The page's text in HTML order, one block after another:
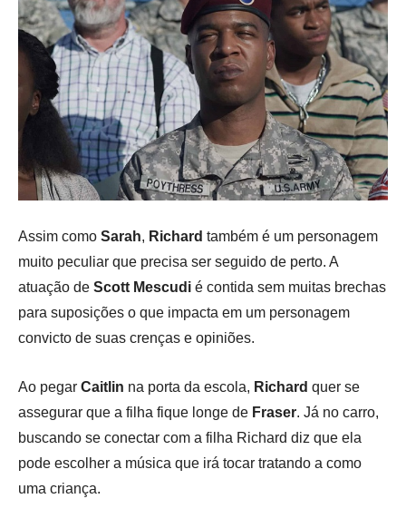
Assim como Sarah, Richard também é um personagem
muito peculiar que precisa ser seguido de perto. A
atuação de Scott Mescudi é contida sem muitas brechas
para suposições o que impacta em um personagem
convicto de suas crenças e opiniões.
Ao pegar Caitlin na porta da escola, Richard quer se
assegurar que a filha fique longe de Fraser. Já no carro,
buscando se conectar com a filha Richard diz que ela
pode escolher a música que irá tocar tratando a como
uma criança.